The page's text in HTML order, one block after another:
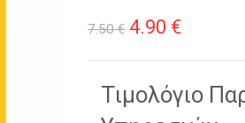
7.50€ Original
was:
4.90 €Η
τιμή
Tιμολόγιο